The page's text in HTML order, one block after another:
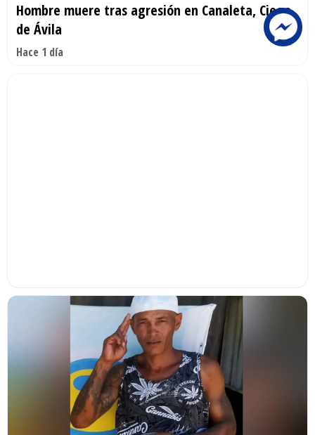
Hombre muere tras agresión en Canaleta, Ciego
de Ávila
Hace 1 día